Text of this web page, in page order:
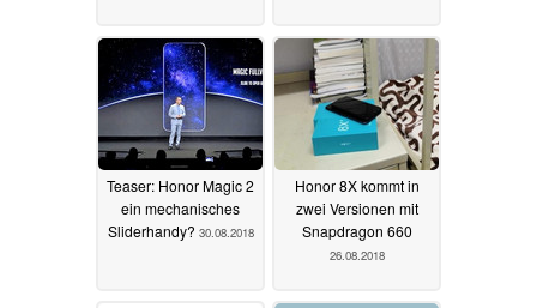
Teaser: Honor Magic 2
ein mechanisches
Sliderhandy? 30.08.2018
Honor 8X kommt in
zwei Versionen mit
Snapdragon 660
26.08.2018